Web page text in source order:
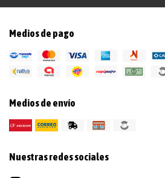
Medios de pago
Medios de envío
Nuestras redes sociales